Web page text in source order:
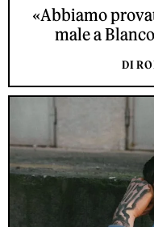
«Abbiamo
male a
DI